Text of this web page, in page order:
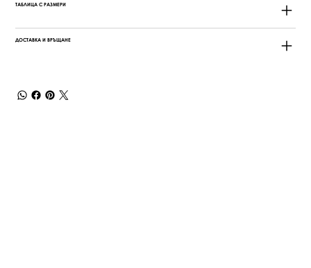
ТАБЛИЦА С РАЗМЕРИ
ДОСТАВКА И ВРЪЩАНЕ